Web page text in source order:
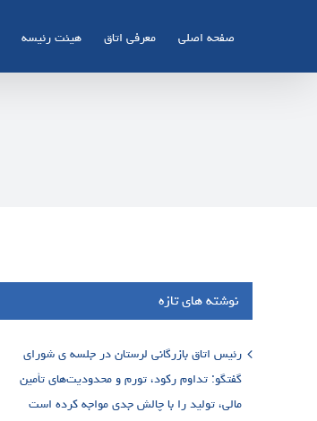
صفحه اصلی معرفی اتاق هیئت رئیسه
نوشته های تازه
رئیس اتاق بازرگانی لرستان در جلسه ی شورای
گفتگو: تداوم رکود، تورم و محدودیت‌های تأمین
مالی، تولید را با چالش جدی مواجه کرده است